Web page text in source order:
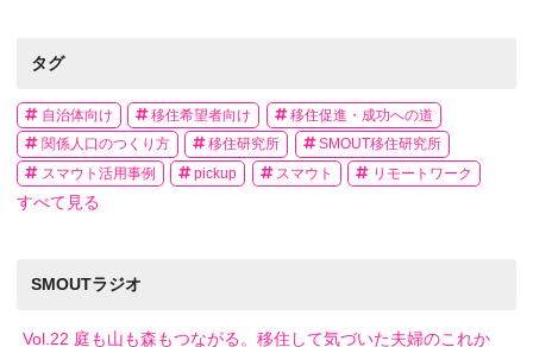
タグ
自治体向け 移住希望者向け
移住促進・成功への道
関係人口のつくり方
移住研究所
SMOUT移住研究所
スマウト活用事例
pickup スマウト リモートワーク
すべて見る
SMOUTラジオ
Vol.22 庭も山も森もつながる。移住して気づいた夫婦のこれか